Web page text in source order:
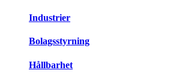
Industrier
Bolagsstyrning
Hållbarhet